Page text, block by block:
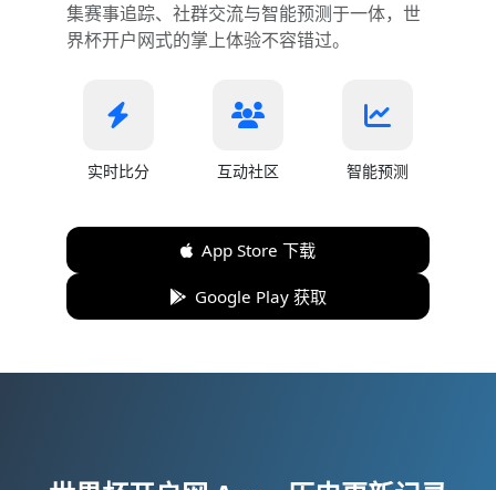
集赛事追踪、社群交流与智能预测于一体，世
界杯开户网式的掌上体验不容错过。
实时比分 互动社区 智能预测
App Store 下载
Google Play 获取